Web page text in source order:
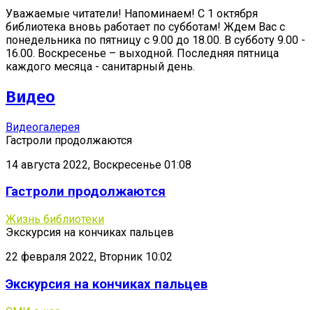
Уважаемые читатели! Напоминаем! С 1 октября
библиотека вновь работает по субботам! Ждем Вас с
понедельника по пятницу с 9.00 до 18.00. В субботу 9.00 -
16.00. Воскресенье – выходной. Последняя пятница
каждого месяца - санитарный день.
Видео
Видеогалерея
Гастроли продолжаются
14 августа 2022, Воскресенье 01:08
Гастроли продолжаются
Жизнь библиотеки
Экскурсия на кончиках пальцев
22 февраля 2022, Вторник 10:02
Экскурсия на кончиках пальцев